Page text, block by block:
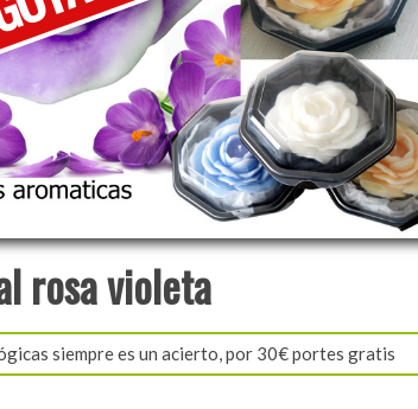
rosa violeta
siempre es un acierto, por 30€ portes gratis